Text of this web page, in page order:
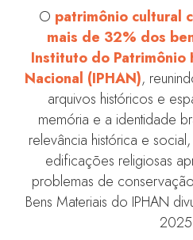
O patrimônio cultural
mais de 32% dos
Instituto do
Nacional (IPHAN),
arquivos históricos e
memória e a identidade
relevância histórica e
edificações religiosas
problemas de
Bens Materiais do IPHAN